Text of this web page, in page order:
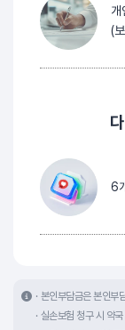
개
(
6
본인부담금은 본인부
실손보험 청구 시 약